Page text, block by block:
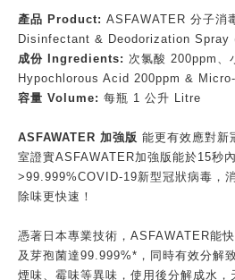
產品 Product: ASFAWATER 分子消
Disinfectant & Deodorization Spray
成份 Ingredients: 次氯酸 200ppm、
Hypochlorous Acid 200ppm &
容量 Volume: 每瓶 1 公升 Litre
ASFAWATER 加強版 能更有效應對新
室證實ASFAWATER加強版能於15秒
>99.999%COVID-19新型冠狀病毒，
除味更快速！
憑著日本專業技術，ASFAWATER能
及芽孢菌達99.999%*，同時有效分解
煙味、霉味等異味，使用後分解成水